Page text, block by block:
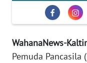
WahanaNews-
Pemuda Pancasila
PEDOMAN
MEDIA
SIBER